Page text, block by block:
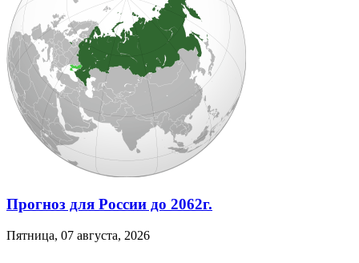
Прогноз для России до 2062г.
Пятница, 07 августа, 2026